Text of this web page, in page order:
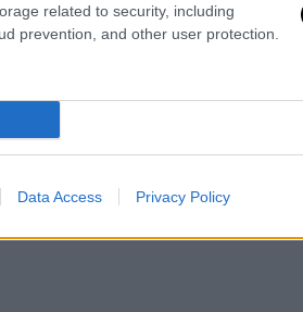
related to security, including
prevention, and other user protection.
Data Access Privacy Policy
10:51
ηθοποιός δίνει τη δική